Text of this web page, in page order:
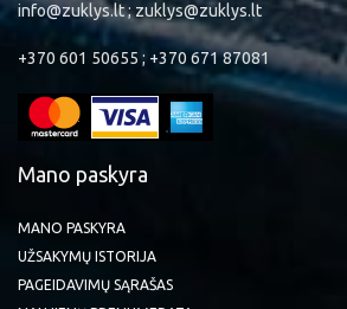
info@zuklys.lt ; zuklys@zuklys.lt
+370 601 50655 ; +370 671 87081
Mano paskyra
MANO PASKYRA
UŽSAKYMŲ ISTORIJA
PAGEIDAVIMŲ SĄRAŠAS